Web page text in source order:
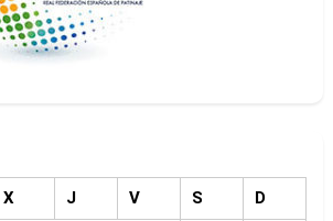
X J V S D